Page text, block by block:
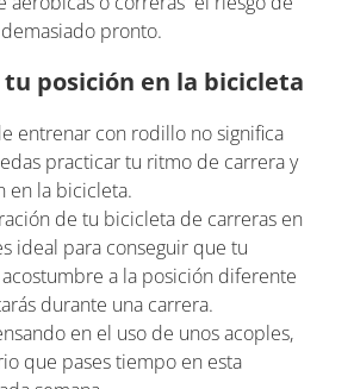
pronto.
posición en la bicicleta
entrenar con rodillo no significa
practicar tu ritmo de carrera y
en la bicicleta.
de tu bicicleta de carreras en
ideal para conseguir que tu
a la posición diferente
durante una carrera.
en el uso de unos acoples,
que pases tiempo en esta